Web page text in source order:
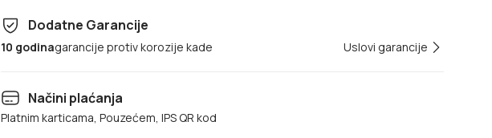
Dodatne Garancije
10 godinagarancije protiv korozije kade Uslovi garancije
Načini plaćanja
Platnim karticama, Pouzećem, IPS QR kod